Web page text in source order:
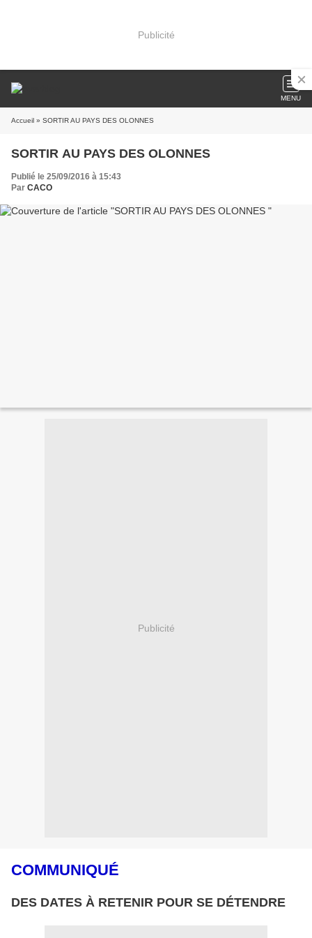
Publicité
MENU
Accueil » SORTIR AU PAYS DES OLONNES
SORTIR AU PAYS DES OLONNES
Publié le 25/09/2016 à 15:43
Par CACO
Publicité
COMMUNIQUÉ
DES DATES À RETENIR POUR SE DÉTENDRE